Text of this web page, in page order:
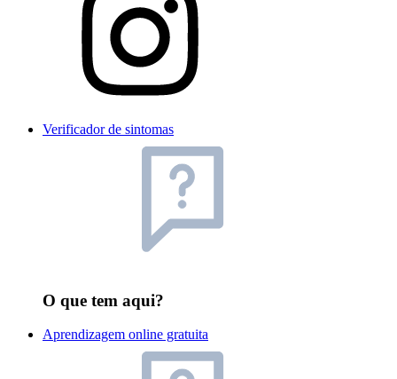
Verificador de sintomas
O que tem aqui?
Aprendizagem online gratuita